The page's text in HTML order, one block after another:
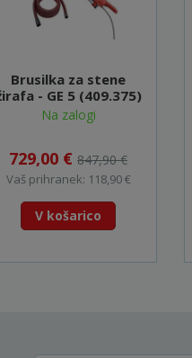
Brusilka za stene
- GE 5 (409.375)
Na zalogi
729,00 € 847,90 €
Vaš prihranek: 118,90 €
V košarico